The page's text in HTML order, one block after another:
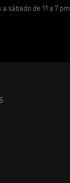
sábado de 11 a 7 pm.